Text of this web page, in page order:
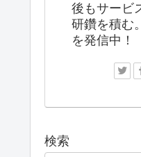
後もサービ
研鑽を積む
を発信中！
検索